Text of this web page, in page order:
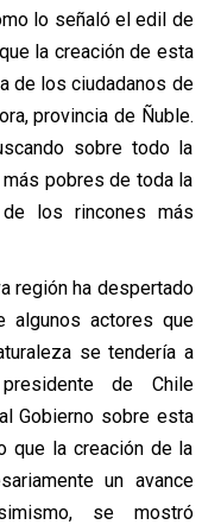
lo señaló el edil de
la creación de esta
de los ciudadanos de
provincia de Ñuble.
sobre todo la
pobres de toda la
los rincones más
región ha despertado
algunos actores que
se tendería a
de Chile
Gobierno sobre esta
que la creación de la
un avance
se mostró